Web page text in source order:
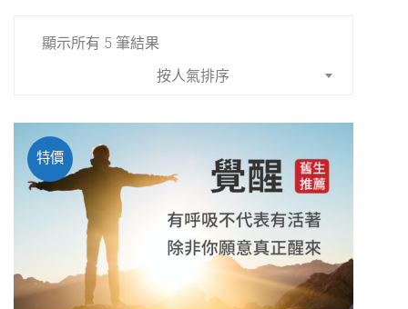
顯示所有 5 筆結果
按人氣排序
特價